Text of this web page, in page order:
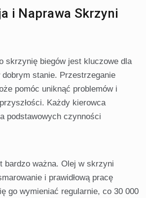
i Naprawa Skrzyni
skrzynię biegów jest kluczowe dla
stanie. Przestrzeganie
pomóc uniknąć problemów i
Każdy kierowca
podstawowych czynności
bardzo ważna. Olej w skrzyni
i prawidłową pracę
go wymieniać regularnie, co 30 000